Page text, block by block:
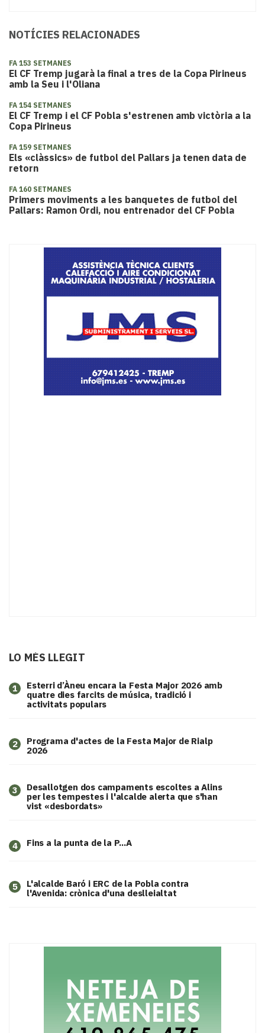
NOTÍCIES RELACIONADES
FA 153 SETMANES
El CF Tremp jugarà la final a tres de la Copa Pirineus
amb la Seu i l'Oliana
FA 154 SETMANES
El CF Tremp i el CF Pobla s'estrenen amb victòria a la
Copa Pirineus
FA 159 SETMANES
Els «clàssics» de futbol del Pallars ja tenen data de
retorn
FA 160 SETMANES
Primers moviments a les banquetes de futbol del
Pallars: Ramon Ordi, nou entrenador del CF Pobla
LO MÉS LLEGIT
1
Esterri d’Àneu encara la Festa Major 2026 amb
quatre dies farcits de música, tradició i
activitats populars
2
Programa d'actes de la Festa Major de Rialp
2026
3
​Desallotgen dos campaments escoltes a Alins
per les tempestes i l'alcalde alerta que s'han
vist «desbordats»
4 Fins a la punta de la P...A
5
L'alcalde Baró i ERC de la Pobla contra
l'Avenida: crònica d'una deslleialtat